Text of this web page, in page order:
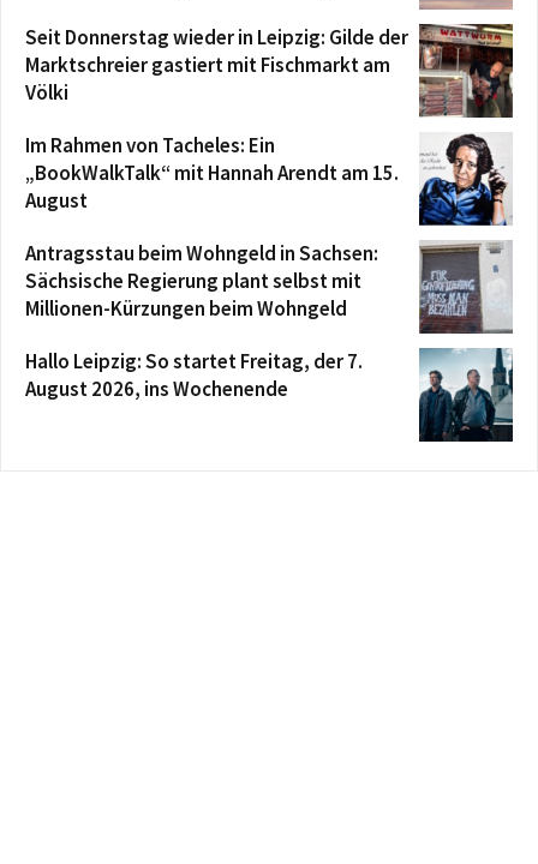
Seit Donnerstag wieder in Leipzig: Gilde der
Marktschreier gastiert mit Fischmarkt am
Völki
Im Rahmen von Tacheles: Ein
„BookWalkTalk“ mit Hannah Arendt am 15.
August
Antragsstau beim Wohngeld in Sachsen:
Sächsische Regierung plant selbst mit
Millionen-Kürzungen beim Wohngeld
Hallo Leipzig: So startet Freitag, der 7.
August 2026, ins Wochenende